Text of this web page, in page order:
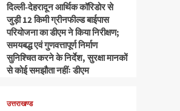
दिल्ली-देहरादून आर्थिक कॉरिडोर से
जुड़ी 12 किमी ग्रीनफील्ड बाईपास
परियोजना का डीएम ने किया निरीक्षण;
समयबद्ध एवं गुणवत्तापूर्ण निर्माण
सुनिश्चित करने के निर्देश, सुरक्षा मानकों
से कोई समझौता नहींः डीएम
उत्तराखण्ड